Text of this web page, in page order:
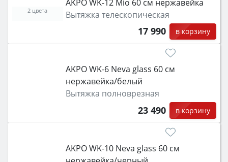
AKPO WK-12 Mio 60 см нержавейка
Вытяжка телескопическая
17 990 в корзину
2 цвета
AKPO WK-6 Neva glass 60 см
нержавейка/белый
Вытяжка полноврезная
23 490 в корзину
AKPO WK-10 Neva glass 60 см